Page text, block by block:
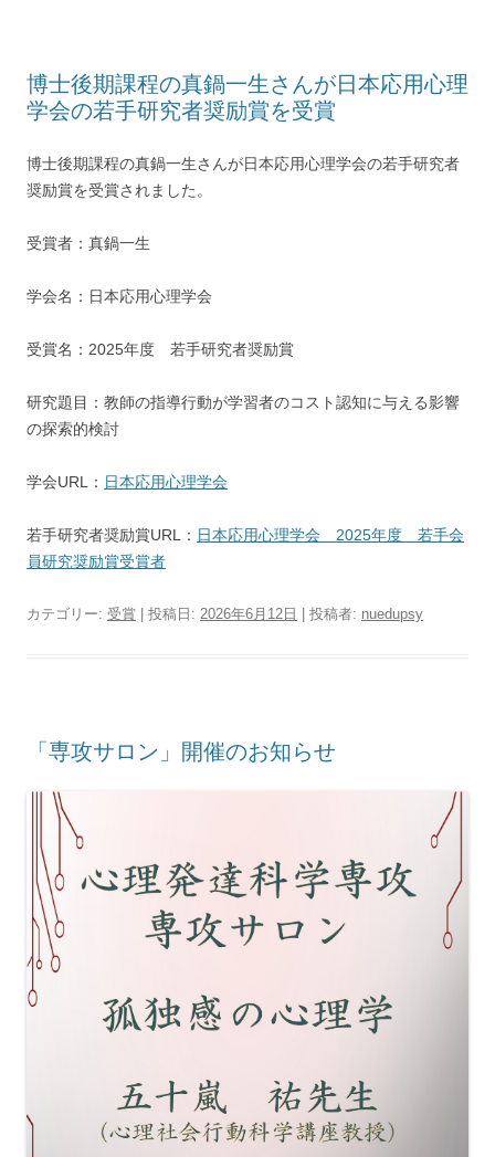
博士後期課程の真鍋一生さんが日本応用心理
学会の若手研究者奨励賞を受賞
博士後期課程の真鍋一生さんが日本応用心理学会の若手研究者
奨励賞を受賞されました。
受賞者：真鍋一生
学会名：日本応用心理学会
受賞名：2025年度 若手研究者奨励賞
研究題目：教師の指導行動が学習者のコスト認知に与える影響
の探索的検討
学会URL： 日本応用心理学会
若手研究者奨励賞URL： 日本応用心理学会 2025年度 若手会
員研究奨励賞受賞者
カテゴリー: 受賞 | 投稿日: 2026年6月12日 投稿者: nuedupsy
「専攻サロン」開催のお知らせ